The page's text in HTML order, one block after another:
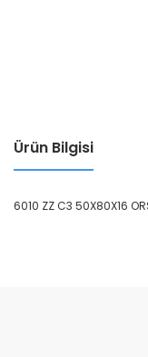
Ürün Bilgisi
6010 ZZ C3 50X80X16
Ürün resmi